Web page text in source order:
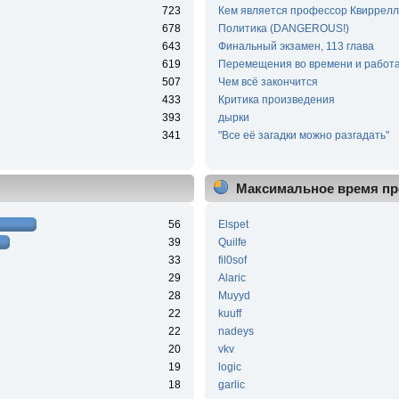
723
678
643
619
507
433
393
341
Кем является профессор Квиррелл
Политика (DANGEROUS!)
Финальный экзамен, 113 глава
Перемещения во времени и
Чем всё закончится
Критика произведения
дырки
"Все её загадки можно разгадать"
56
39
33
29
28
22
22
20
19
18
Максимальное время
Elspet
Quilfe
fil0sof
Alaric
Muyyd
kuuff
nadeys
vkv
logic
garlic